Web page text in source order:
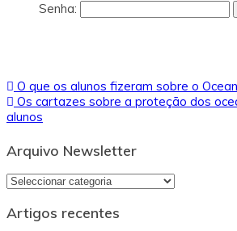
Senha:
Navegação
de
O que os alunos fizeram sobre o
Os cartazes sobre a proteção dos
alunos
Arquivo Newsletter
Arquivo
Artigos recentes